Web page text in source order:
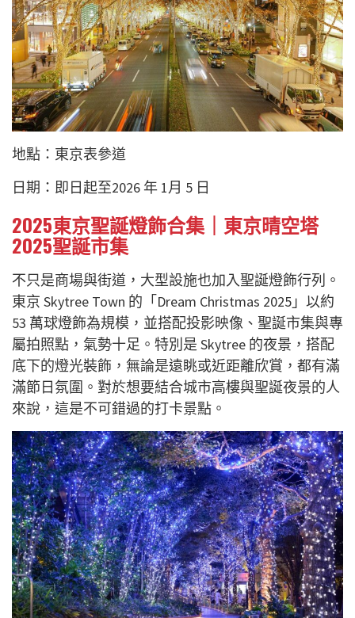
地點：東京表參道
日期：即日起至2026 年 1月 5 日
2025東京聖誕燈飾合集｜東京晴空塔
2025聖誕市集
不只是商場與街道，大型設施也加入聖誕燈飾行列。
東京 Skytree Town 的「Dream Christmas 2025」以約
53 萬球燈飾為規模，並搭配投影映像、聖誕市集與專
屬拍照點，氣勢十足。特別是 Skytree 的夜景，搭配
底下的燈光裝飾，無論是遠眺或近距離欣賞，都有滿
滿節日氛圍。對於想要結合城市高樓與聖誕夜景的人
來說，這是不可錯過的打卡景點。